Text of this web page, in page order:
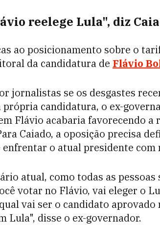
reelege Lula", diz
ao posicionamento sobre o
da candidatura de Flávio
jornalistas se os desgastes
candidatura, o ex-
Flávio acabaria favorecendo
Caiado, a oposição precisa
enfrentar o atual presidente
atual, como todas as
votar no Flávio, vai eleger o
vai ser o candidato
Lula", disse o ex-governador.